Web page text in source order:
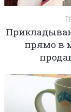
прямо в